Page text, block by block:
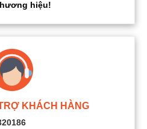
hiệu!
KHÁCH HÀNG